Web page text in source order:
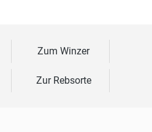
Zum Winzer
Zur Rebsorte